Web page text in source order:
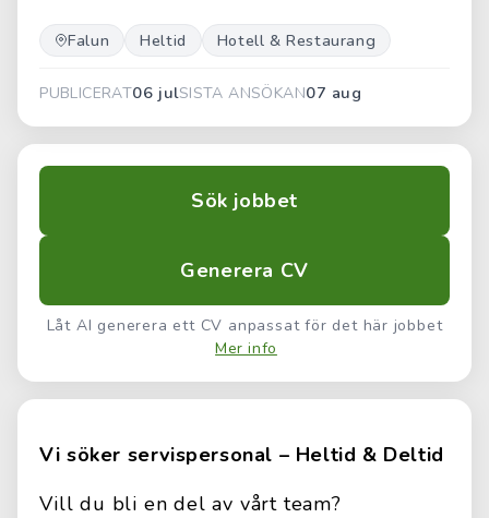
Falun Heltid Hotell & Restaurang
PUBLICERAT06 julSISTA ANSÖKAN07 aug
Sök jobbet
Generera CV
Låt AI generera ett CV anpassat för det här jobbet
Mer info
Vi söker servispersonal – Heltid & Deltid
Vill du bli en del av vårt team?